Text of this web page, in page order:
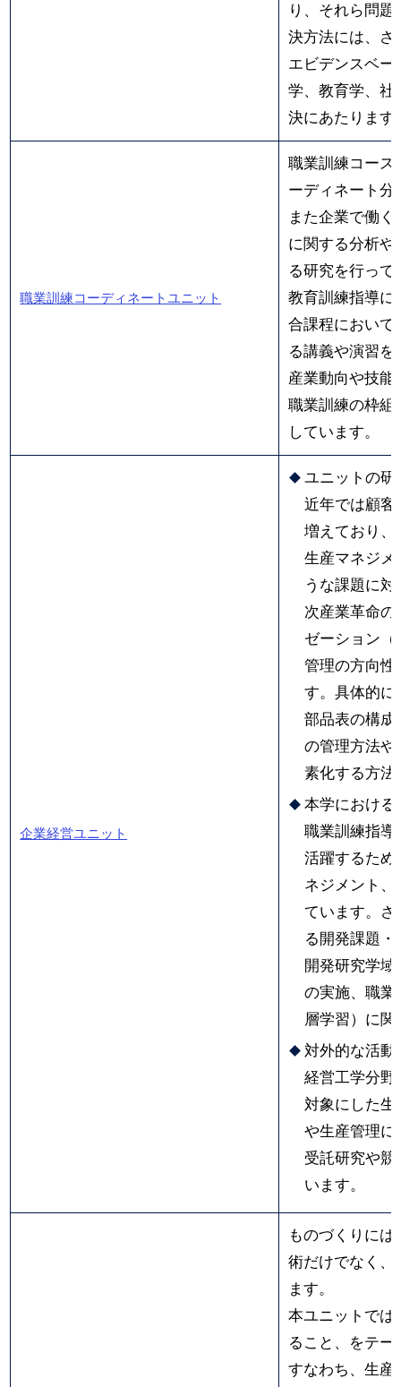
り、それら問
決方法には、さ
エビデンスベー
学、教育学、社
決にあたります
職業訓練コーディネートユニット
職業訓練コース
ーディネート分
また企業で働
に関する分析や
る研究を行って
教育訓練指導に
合課程において
る講義や演習を
産業動向や技能
職業訓練の枠組
しています。
企業経営ユニット
ユニットの研
近年では顧客
増えており、
生産マネジメ
うな課題に
次産業革命
ゼーション
管理の方向性
す。具体的に
部品表の構成
の管理方法や
素化する方法
本学における
職業訓練指導
活躍するため
ネジメント
ています。
る開発課題
開発研究学
の実施、職業
層学習）に
対外的な活動
経営工学分野
対象にした生
や生産管理に
受託研究や
います。
ものづくりに
術だけでなく、
ます。
本ユニットでは
ること、をテ
すなわち、生産